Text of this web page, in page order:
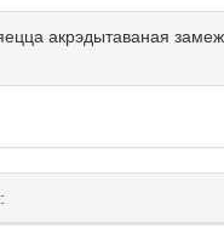
акрэдытаваная